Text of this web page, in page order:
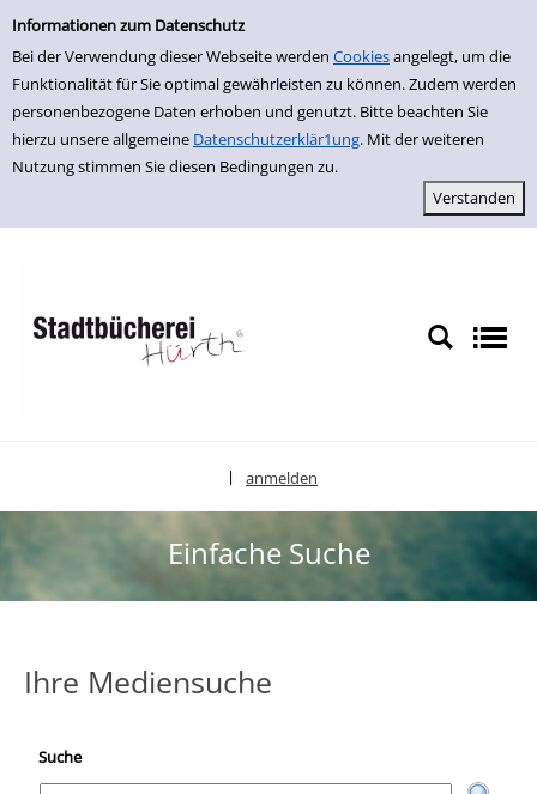
Einfache Suche
Informationen zum Datenschutz
Bei der Verwendung dieser Webseite werden Cookiesangelegt, um die
Funktionalität für Sie optimal gewährleisten zu können. Zudem werden
personenbezogene Daten erhoben und genutzt. Bitte beachten Sie
hierzu unsere allgemeine Datenschutzerklär1ung. Mit der weiteren
Nutzung stimmen Sie diesen Bedingungen zu.
zur Navigation springen
zum Inhalt springen
Zu den Suchfiltern springen
Zur Trefferliste springen
anmelden
Einfache Suche
Ihre Mediensuche
Suche